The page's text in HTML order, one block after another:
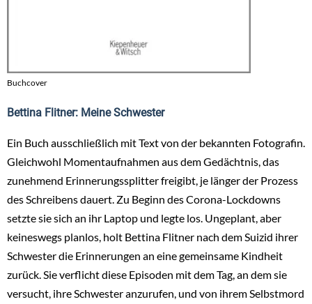
Buchcover
Bettina Flitner: Meine Schwester
Ein Buch ausschließlich mit Text von der bekannten Fotografin.
Gleichwohl Momentaufnahmen aus dem Gedächtnis, das
zunehmend Erinnerungssplitter freigibt, je länger der Prozess
des Schreibens dauert. Zu Beginn des Corona-Lockdowns
setzte sie sich an ihr Laptop und legte los. Ungeplant, aber
keineswegs planlos, holt Bettina Flitner nach dem Suizid ihrer
Schwester die Erinnerungen an eine gemeinsame Kindheit
zurück. Sie verflicht diese Episoden mit dem Tag, an dem sie
versucht, ihre Schwester anzurufen, und von ihrem Selbstmord